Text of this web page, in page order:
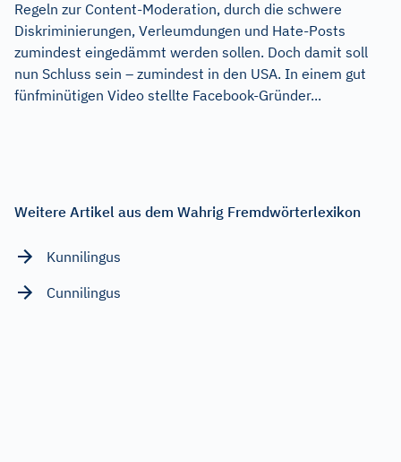
Regeln zur Content-Moderation, durch die schwere
Diskriminierungen, Verleumdungen und Hate-Posts
zumindest eingedämmt werden sollen. Doch damit soll
nun Schluss sein – zumindest in den USA. In einem gut
fünfminütigen Video stellte Facebook-Gründer...
Weitere Artikel aus dem Wahrig Fremdwörterlexikon
Kunnilingus
Cunnilingus